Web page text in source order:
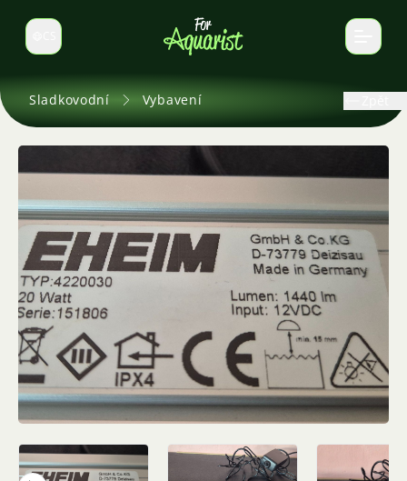
Select language
Sladkovodní Vybavení